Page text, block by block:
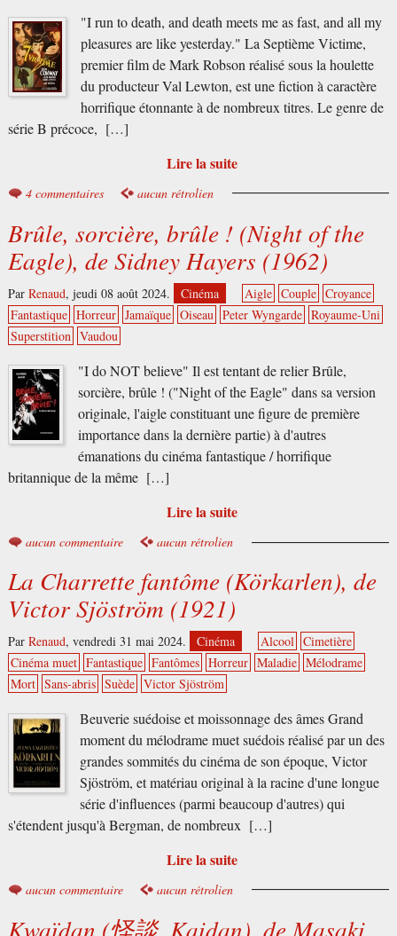
"I run to death, and death meets me as fast, and all my
pleasures are like yesterday." La Septième Victime,
premier film de Mark Robson réalisé sous la houlette
du producteur Val Lewton, est une fiction à caractère
horrifique étonnante à de nombreux titres. Le genre de
série B précoce, […]
Lire la suite
4 commentaires aucun rétrolien
Brûle, sorcière, brûle ! (Night of the
Eagle), de Sidney Hayers (1962)
Par Renaud, jeudi 08 août 2024. Cinéma Aigle Couple Croyance
Fantastique Horreur Jamaïque Oiseau Peter Wyngarde Royaume-Uni
Superstition Vaudou
"I do NOT believe" Il est tentant de relier Brûle,
sorcière, brûle ! ("Night of the Eagle" dans sa version
originale, l'aigle constituant une figure de première
importance dans la dernière partie) à d'autres
émanations du cinéma fantastique / horrifique
britannique de la même […]
Lire la suite
aucun commentaire aucun rétrolien
La Charrette fantôme (Körkarlen), de
Victor Sjöström (1921)
Par Renaud, vendredi 31 mai 2024. Cinéma Alcool Cimetière
Cinéma muet Fantastique Fantômes Horreur Maladie Mélodrame
Mort Sans-abris Suède Victor Sjöström
Beuverie suédoise et moissonnage des âmes Grand
moment du mélodrame muet suédois réalisé par un des
grandes sommités du cinéma de son époque, Victor
Sjöström, et matériau original à la racine d'une longue
série d'influences (parmi beaucoup d'autres) qui
s'étendent jusqu'à Bergman, de nombreux […]
Lire la suite
aucun commentaire aucun rétrolien
Kwaïdan (怪談, Kaidan), de Masaki